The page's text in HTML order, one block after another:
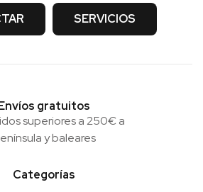
SERVICIOS
gratuitos
superiores a 250€ a
y baleares
Categorías